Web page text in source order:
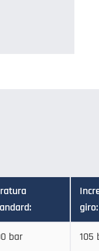
giro:
bar 105